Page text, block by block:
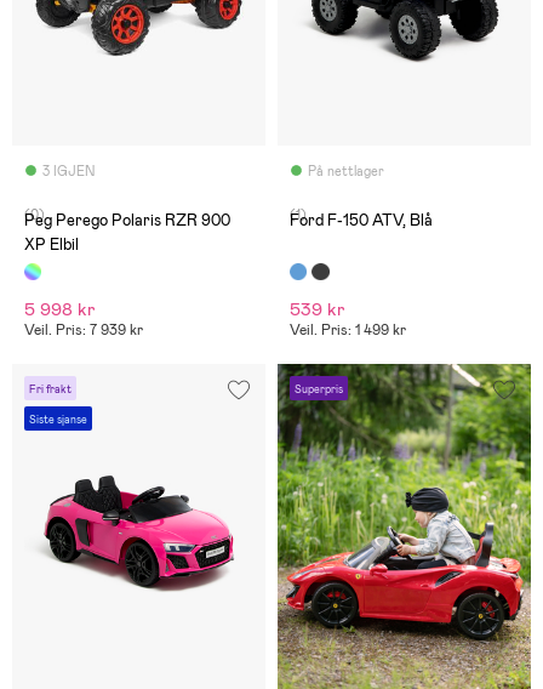
3 IGJEN
(0)
Peg Perego Polaris RZR 900
XP Elbil
5 998 kr
Veil. Pris: 7 939 kr
På nettlager
(1)
Ford F-150 ATV, Blå
539 kr
Veil. Pris: 1 499 kr
Fri frakt
Siste sjanse
Superpris